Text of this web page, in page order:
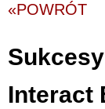
«POWRÓT
Interact